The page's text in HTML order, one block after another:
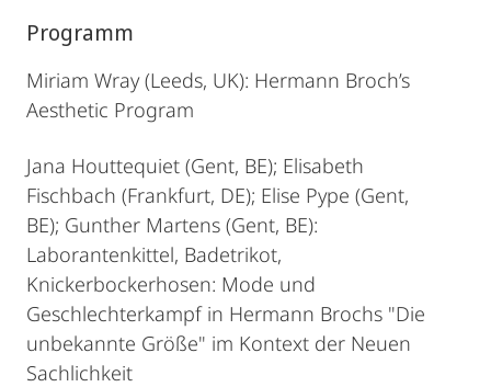
Programm
Miriam Wray (Leeds, UK): Hermann Broch’s
Aesthetic Program
Jana Houttequiet (Gent, BE); Elisabeth
Fischbach (Frankfurt, DE); Elise Pype (Gent,
BE); Gunther Martens (Gent, BE):
Laborantenkittel, Badetrikot,
Knickerbockerhosen: Mode und
Geschlechterkampf in Hermann Brochs "Die
unbekannte Größe" im Kontext der Neuen
Sachlichkeit